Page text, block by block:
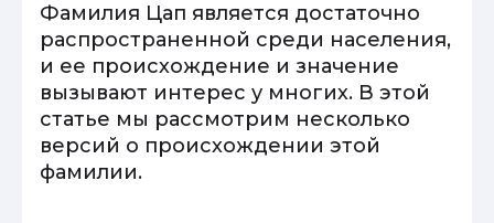
Фамилия Цап является достаточно
распространенной среди населения,
и ее происхождение и значение
вызывают интерес у многих. В этой
статье мы рассмотрим несколько
версий о происхождении этой
фамилии.